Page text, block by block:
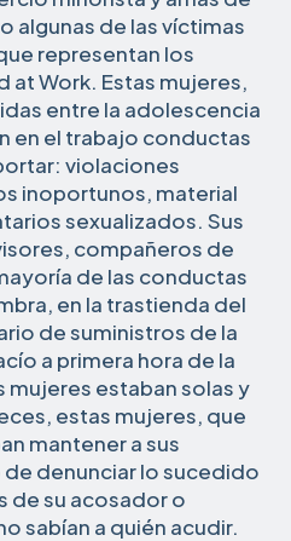
algunas de las víctimas
representan los
at Work. Estas mujeres,
entre la adolescencia
en el trabajo conductas
violaciones
inoportunos, material
sexualizados. Sus
compañeros de
de las conductas
en la trastienda del
de suministros de la
a primera hora de la
mujeres estaban solas y
estas mujeres, que
mantener a sus
denunciar lo sucedido
de su acosador o
sabían a quién acudir.